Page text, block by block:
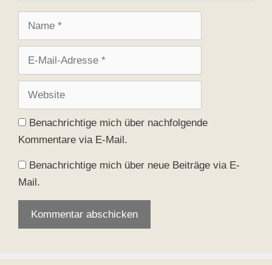
Adresse
Benachrichtige mich über nachfolgende
Kommentare via E-Mail.
Benachrichtige mich über neue Beiträge via E-
Mail.